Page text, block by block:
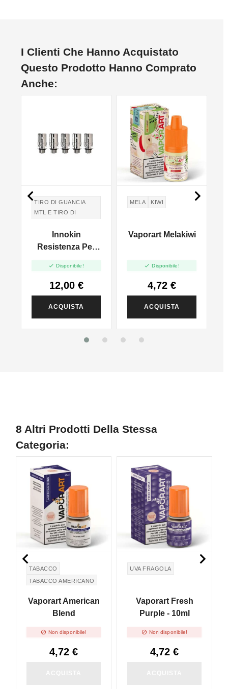
I Clienti Che Hanno Acquistato
Questo Prodotto Hanno Comprato
Anche:
TIRO DI GUANCIA
MTL E TIRO DI
TIRO IN GUANCIA
MTL E TIRO DI
Innokin
Resistenza Per
0.8/1.6ohm - 5pz
 Disponibile!
12,00 €
ACQUISTA
MELA KIWI
Vaporart Melakiwi
 Disponibile!
4,72 €
ACQUISTA
 
8 Altri Prodotti Della Stessa
Categoria:
TABACCO
TABACCO AMERICANO
Vaporart American
Blend
 Non disponibile!
4,72 €
UVA FRAGOLA
Vaporart Fresh
Purple - 10ml
 Non disponibile!
4,72 €
 